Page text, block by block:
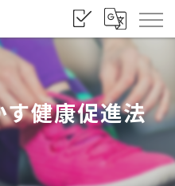
健康促進法